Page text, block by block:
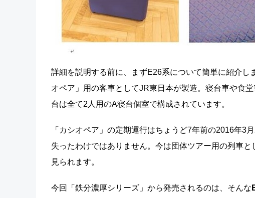
詳細を説明する前に、まずE26系について簡単に紹介
オペア」用の客車としてJR東日本が製造。寝台車や食
台は全て2人用のA寝台個室で構成されています。
「カシオペア」の定期運行はちょうど7年前の2016年3
失ったわけではありません。今は団体ツアー用の列車
見られます。
今回「鉄分濃厚シリーズ」から発売されるのは、そんな